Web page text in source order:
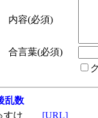
内容(必須)
合言葉(必須)
乱数
ゅすけ [URL]